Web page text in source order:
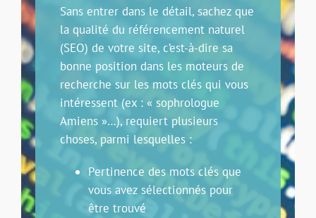
Sans entrer dans le détail, sachez que
la qualité du référencement naturel
(SEO) de votre site, c’est-à-dire sa
bonne position dans les moteurs de
recherche sur les mots clés qui vous
intéressent (ex : « sophrologue
Amiens »…), requiert plusieurs
choses, parmi lesquelles :
Pertinence des mots clés que
vous avez sélectionnés pour
être trouvé